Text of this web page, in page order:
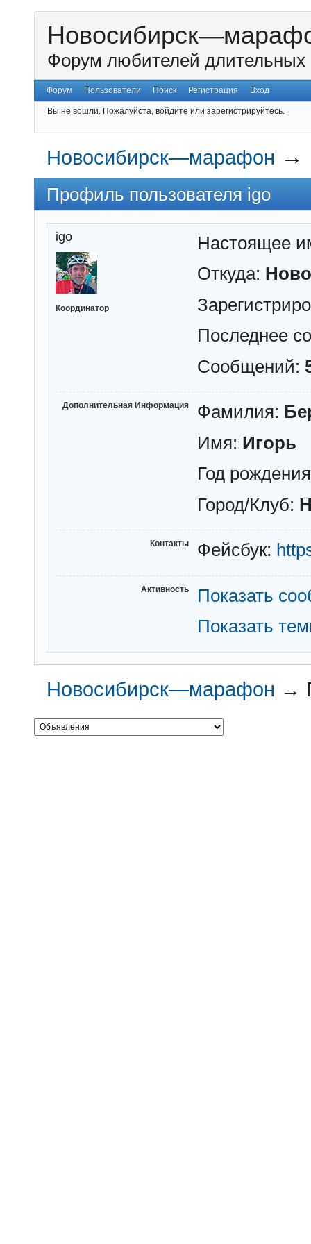
Форум любителей длительных
Форум Пользователи Поиск Регистрация Вход
Вы не вошли. Пожалуйста, войдите или зарегистрируйтесь.
Новосибирск—марафон →
Профиль пользователя igo
igo
Координатор
Настоящее
Откуда:
Последнее
Сообщений:
Дополнительная Информация Фамилия:
Имя: Игорь
Год
Город/Клуб:
Контакты Фейсбук:
Активность
Показать
Показать
Новосибирск—марафон →